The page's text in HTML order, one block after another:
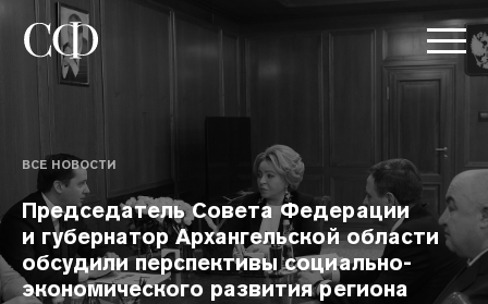
ВСЕ НОВОСТИ
Председатель Совета Федерации
и губернатор Архангельской области
обсудили перспективы социально-
экономического развития региона